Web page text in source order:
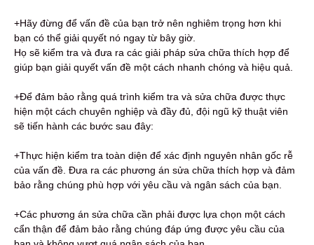
+Hãy đừng để vấn đề của bạn trở nên nghiêm trọng hơn khi
bạn có thể giải quyết nó ngay từ bây giờ.
Họ sẽ kiểm tra và đưa ra các giải pháp sửa chữa thích hợp để
giúp bạn giải quyết vấn đề một cách nhanh chóng và hiệu quả.
+Để đảm bảo rằng quá trình kiểm tra và sửa chữa được thực
hiện một cách chuyên nghiệp và đầy đủ, đội ngũ kỹ thuật viên
sẽ tiến hành các bước sau đây:
+Thực hiện kiểm tra toàn diện để xác định nguyên nhân gốc rễ
của vấn đề. Đưa ra các phương án sửa chữa thích hợp và đảm
bảo rằng chúng phù hợp với yêu cầu và ngân sách của bạn.
+Các phương án sửa chữa cần phải được lựa chọn một cách
cẩn thận để đảm bảo rằng chúng đáp ứng được yêu cầu của